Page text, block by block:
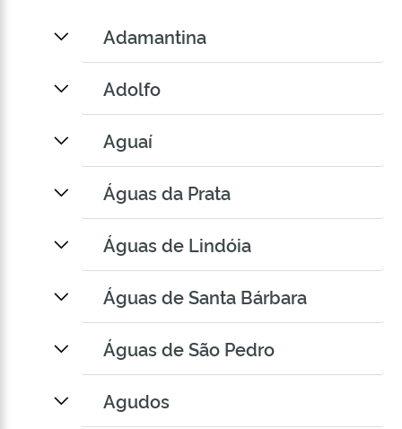
Adamantina
Adolfo
Aguaí
Águas da Prata
Águas de Lindóia
Águas de Santa Bárbara
Águas de São Pedro
Agudos